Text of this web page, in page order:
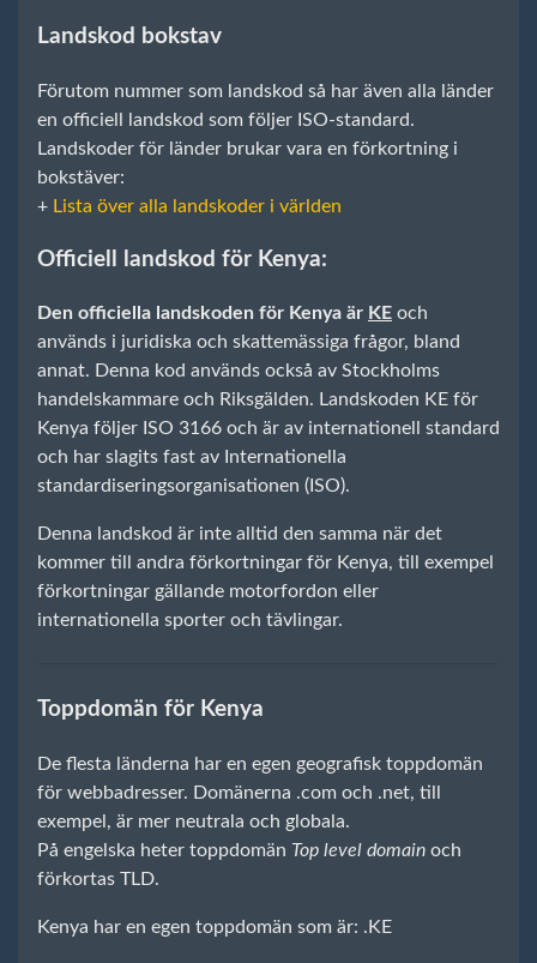
Landskod bokstav
Förutom nummer som landskod så har även alla länder
en officiell landskod som följer ISO-standard.
Landskoder för länder brukar vara en förkortning i
bokstäver:
+ Lista över alla landskoder i världen
Officiell landskod för Kenya:
Den officiella landskoden för Kenya är KE och
används i juridiska och skattemässiga frågor, bland
annat. Denna kod används också av Stockholms
handelskammare och Riksgälden. Landskoden KE för
Kenya följer ISO 3166 och är av internationell standard
och har slagits fast av Internationella
standardiseringsorganisationen (ISO).
Denna landskod är inte alltid den samma när det
kommer till andra förkortningar för Kenya, till exempel
förkortningar gällande motorfordon eller
internationella sporter och tävlingar.
Toppdomän för Kenya
De flesta länderna har en egen geografisk toppdomän
för webbadresser. Domänerna .com och .net, till
exempel, är mer neutrala och globala.
På engelska heter toppdomän Top level domain och
förkortas TLD.
Kenya har en egen toppdomän som är: .KE